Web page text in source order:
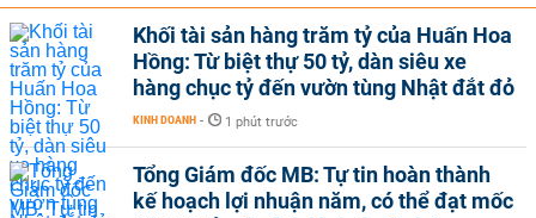
Khối tài sản hàng trăm tỷ của Huấn Hoa
Hồng: Từ biệt thự 50 tỷ, dàn siêu xe
hàng chục tỷ đến vườn tùng Nhật đắt đỏ
KINH DOANH - 1 phút trước
Tổng Giám đốc MB: Tự tin hoàn thành
kế hoạch lợi nhuận năm, có thể đạt mốc